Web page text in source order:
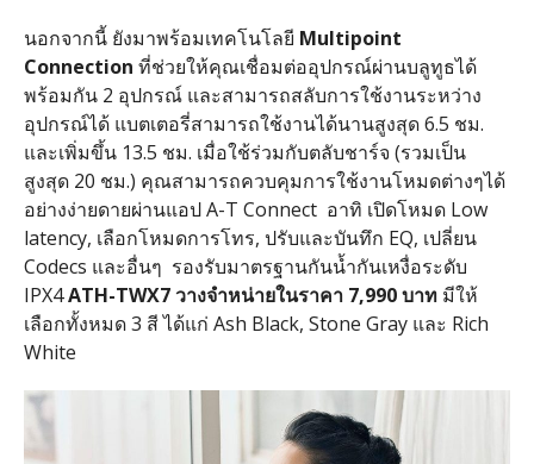
นอกจากนี้ ยังมาพร้อมเทคโนโลยี Multipoint
Connection ที่ช่วยให้คุณเชื่อมต่ออุปกรณ์ผ่านบลูทูธได้
พร้อมกัน2 อุปกรณ์ และสามารถสลับการใช้งานระหว่าง
อุปกรณ์ได้ แบตเตอรี่สามารถใช้งานได้นานสูงสุด6.5 ชม.
และเพิ่มขึ้น13.5 ชม. เมื่อใช้ร่วมกับตลับชาร์จ (รวมเป็น
สูงสุด20 ชม.) คุณสามารถควบคุมการใช้งานโหมดต่างๆได้
อย่างง่ายดายผ่านแอปA-T Connect อาทิ เปิดโหมดLow
latency, เลือกโหมดการโทร, ปรับและบันทึก EQ, เปลี่ยน
Codecs และอื่นๆ รองรับมาตรฐานกันน้ำกันเหงื่อระดับ
IPX4ATH-TWX7วางจำหน่ายในราคา7,990บาท มีให้
เลือกทั้งหมด3 สี ได้แก่ Ash Black, Stone Gray และ Rich
White